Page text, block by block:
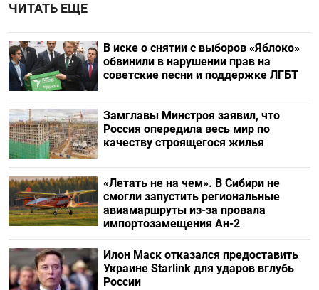
ЧИТАТЬ ЕЩЕ
В иске о снятии с выборов «Яблоко»
обвинили в нарушении прав на
советские песни и поддержке ЛГБТ
Замглавы Минстроя заявил, что
Россия опередила весь мир по
качеству строящегося жилья
«Летать не на чем». В Сибири не
смогли запустить региональные
авиамаршруты из-за провала
импортозамещения Ан-2
Илон Маск отказался предоставить
Украине Starlink для ударов вглубь
России